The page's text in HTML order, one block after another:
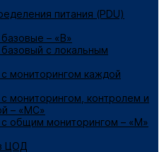
питания (PDU)
– «В»
с локальным
мониторингом каждой
мониторингом, контролем и
– «МС»
общим мониторингом – «М»
ЦОД